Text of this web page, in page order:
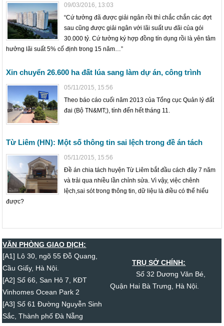
09/03/2016, 13:03
“Cứ tưởng đã được giải ngân rồi thì chắc chắn các đợt
sau cũng được giải ngân với lãi suất ưu đãi của gói
30.000 tỷ. Cứ tưởng ký hợp đồng tín dụng rồi là yên tâm
hưởng lãi suất 5% cố định trong 15 năm…”
Xin chuyển 26.600 ha đất lúa sang làm dự án, công trình
05/11/2015, 15:56
Theo báo cáo cuối năm 2013 của Tổng cục Quản lý đất
đai (Bộ TN&MT;), tính đến hết tháng 11.
Từ Liêm (HN): Một số thông tin sai lệch trong đề án tách
05/11/2015, 15:56
Đề án chia tách huyện Từ Liêm bắt đầu cách đây 7 năm
và trải qua nhiều lần chỉnh sửa. Vì vậy, việc chênh
lệch,sai sót trong thông tin, dữ liệu là điều có thể hiểu
được?
VĂN PHÒNG GIAO DỊCH:
[A1] Lô 30, ngõ 55 Đỗ Quang,
Cầu Giấy, Hà Nội.
[A2] Số 66, San Hô 7, KĐT
Vinhomes Ocean Park 2
[A3] Số 61 Đường Nguyễn Sinh
Sắc, Thành phố Đà Nẵng
TRỤ SỞ CHÍNH:
Số 32 Dương Văn Bé,
Quận Hai Bà Trưng, Hà Nội.